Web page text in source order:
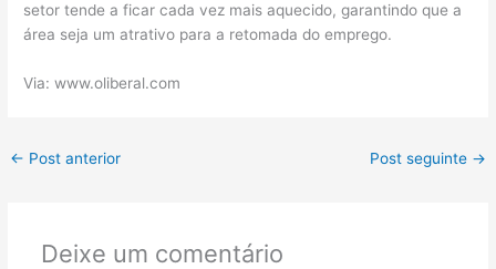
setor tende a ficar cada vez mais aquecido, garantindo que a
área seja um atrativo para a retomada do emprego.
Via: www.oliberal.com
← Post anterior Post seguinte →
Deixe um comentário